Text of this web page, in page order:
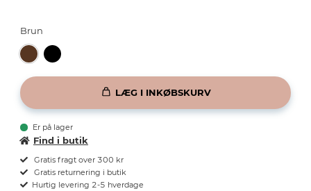
Brun
LÆG I INKØBSKURV
Er på lager
Find i butik
Gratis fragt over 300 kr
Gratis returnering i butik
Hurtig levering 2-5 hverdage